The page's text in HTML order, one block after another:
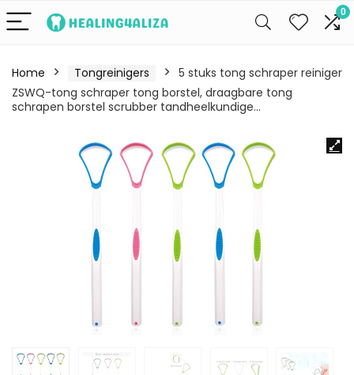
0
Home Tongreinigers
5 stuks tong schraper reiniger
ZSWQ-tong schraper tong borstel, draagbare tong
schrapen borstel scrubber tandheelkundige…